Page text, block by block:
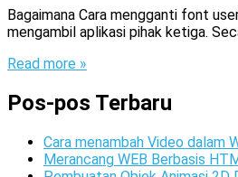
Bagaimana Cara mengganti font
mengambil aplikasi pihak ketiga.
Read more »
Pos-pos Terbaru
Cara menambah Video dalam
Merancang WEB Berbasis